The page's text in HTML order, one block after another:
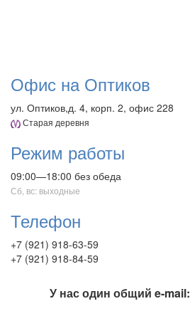
Офис на Оптиков
ул. Оптиков,д. 4, корп. 2, офис 228
Старая деревня
Режим работы
09:00—18:00 без обеда
Сб, вс: выходные
Телефон
+7 (921) 918-63-59
+7 (921) 918-84-59
У нас один общий e-mail: